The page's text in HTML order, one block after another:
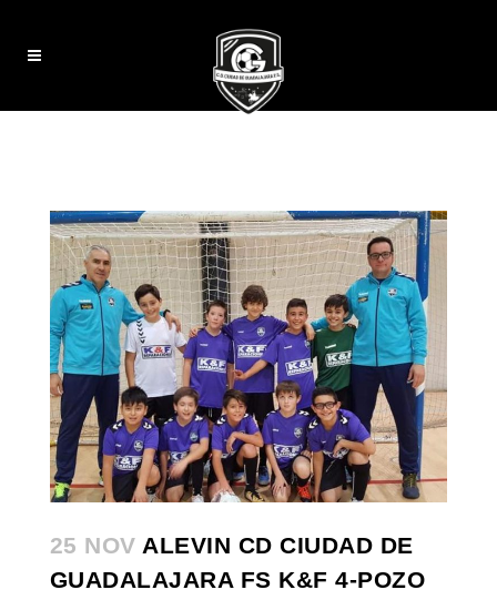
25 NOV ALEVIN CD CIUDAD DE
GUADALAJARA FS K&F 4-POZO